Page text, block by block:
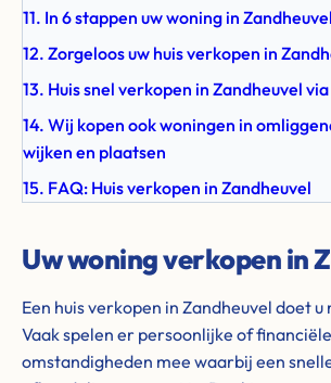
11. In 6 stappen uw woning in
12. Zorgeloos uw huis verkopen in
13. Huis snel verkopen in Zandheuvel
14. Wij kopen ook woningen in
wijken en plaatsen
15. FAQ: Huis verkopen in Zandheuvel
Uw woning verkopen in
Een huis verkopen in Zandheuvel doet
Vaak spelen er persoonlijke of financiële
omstandigheden mee waarbij een